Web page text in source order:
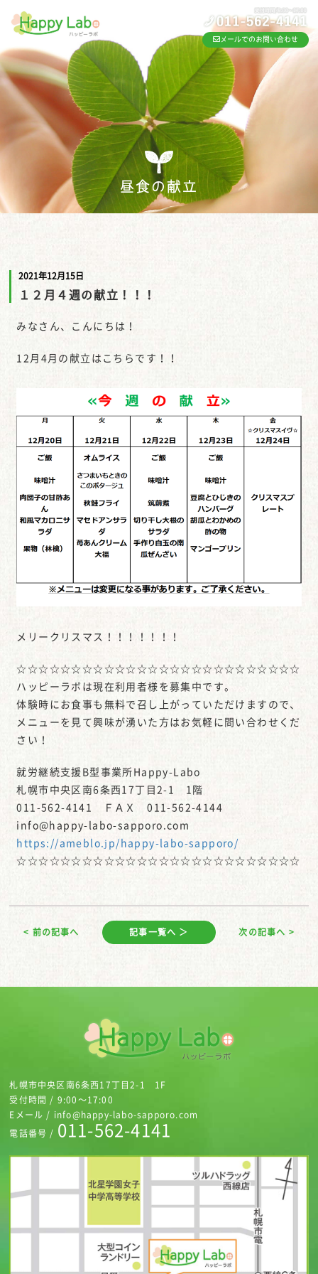
メールでのお問い合わせ
昼食の献立
2021年12月15日
１２月４週の献立！！！
みなさん、こんにちは！
12月4月の献立はこちらです！！
メリークリスマス！！！！！！！
☆☆☆☆☆☆☆☆☆☆☆☆☆☆☆☆☆☆☆☆☆☆☆☆☆☆
ハッピーラボは現在利用者様を募集中です。
体験時にお食事も無料で召し上がっていただけますので、
メニューを見て興味が湧いた方はお気軽に問い合わせくだ
さい！
就労継続支援B型事業所Happy-Labo
札幌市中央区南6条西17丁目2-1 1階
011-562-4141 ＦＡＸ 011-562-4144
info@happy-labo-sapporo.com
https://ameblo.jp/happy-labo-sapporo/
☆☆☆☆☆☆☆☆☆☆☆☆☆☆☆☆☆☆☆☆☆☆☆☆☆☆
< 前の記事へ 記事一覧へ ＞ 次の記事へ >
札幌市中央区南6条西17丁目2-1 1F
受付時間 / 9:00～17:00
Eメール / info@happy-labo-sapporo.com
電話番号 / 011-562-4141